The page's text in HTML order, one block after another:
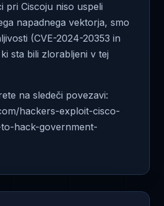
pri Ciscoju niso uspeli
napadnega vektorja, smo
(CVE-2024-20353 in
sta bili zlorabljeni v tej
na sledeči povezavi:
hackers-exploit-cisco-
hack-government-